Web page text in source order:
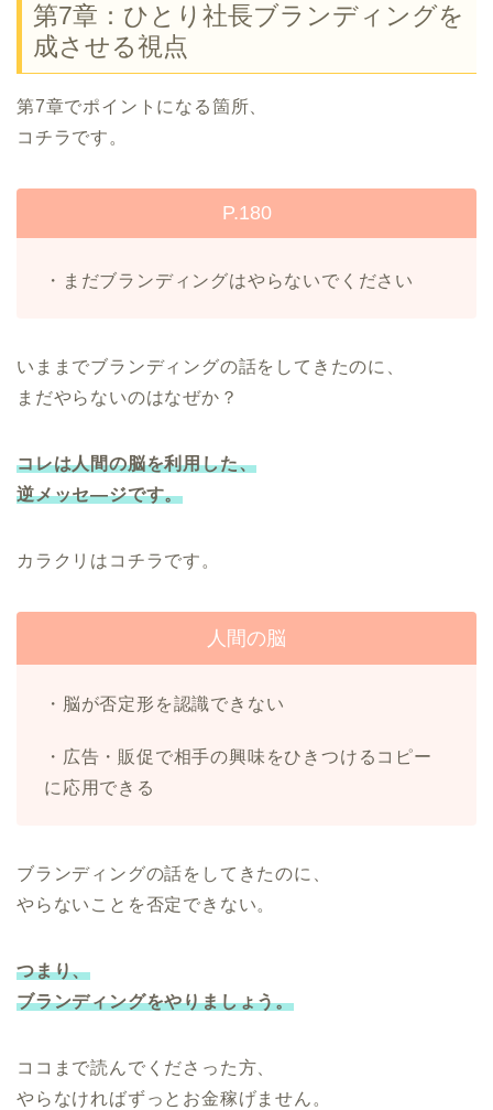
第7章：ひとり社長ブランディングを
成させる視点
第7章でポイントになる箇所、
コチラです。
P.180
・まだブランディングはやらないでください
いままでブランディングの話をしてきたのに、
まだやらないのはなぜか？
コレは人間の脳を利用した、
逆メッセ―ジです。
カラクリはコチラです。
人間の脳
・脳が否定形を認識できない
・広告・販促で相手の興味をひきつけるコピー
に応用できる
ブランディングの話をしてきたのに、
やらないことを否定できない。
つまり、
ブランディングをやりましょう。
ココまで読んでくださった方、
やらなければずっとお金稼げません。